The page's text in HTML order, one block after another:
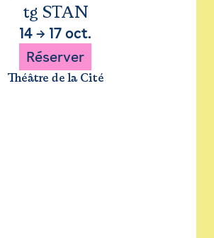
tg STAN
14 → 17 oct.
Réserver
Théâtre de la Cité